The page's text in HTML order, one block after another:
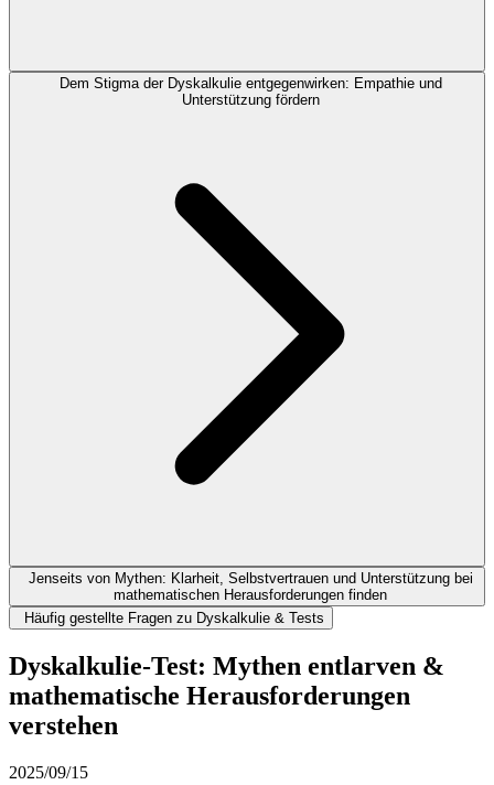
Dem Stigma der Dyskalkulie entgegenwirken: Empathie und
Unterstützung fördern
Jenseits von Mythen: Klarheit, Selbstvertrauen und Unterstützung bei
mathematischen Herausforderungen finden
Häufig gestellte Fragen zu Dyskalkulie & Tests
Dyskalkulie-Test: Mythen entlarven &
mathematische Herausforderungen
verstehen
2025/09/15